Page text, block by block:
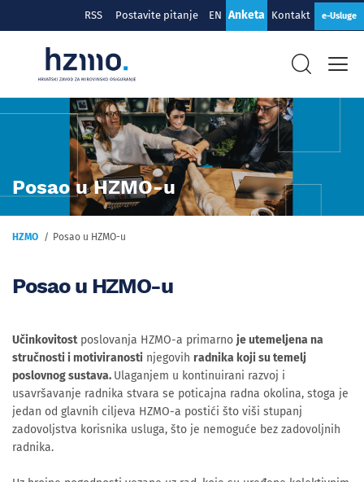
RSS Postavite pitanje EN Anketa Kontakt e-Usluge
Posao u HZMO-u
HZMO Posao u HZMO-u
Posao u HZMO-u
Učinkovitostposlovanja HZMO-a primarno je utemeljena na
stručnosti i motiviranosti njegovih radnika koji su temelj
poslovnog sustava. Ulaganjem u kontinuirani razvoj i
usavršavanje radnika stvara se poticajna radna okolina, stoga je
jedan od glavnih ciljeva HZMO-a postići što viši stupanj
zadovoljstva korisnika usluga, što je nemoguće bez zadovoljnih
radnika.